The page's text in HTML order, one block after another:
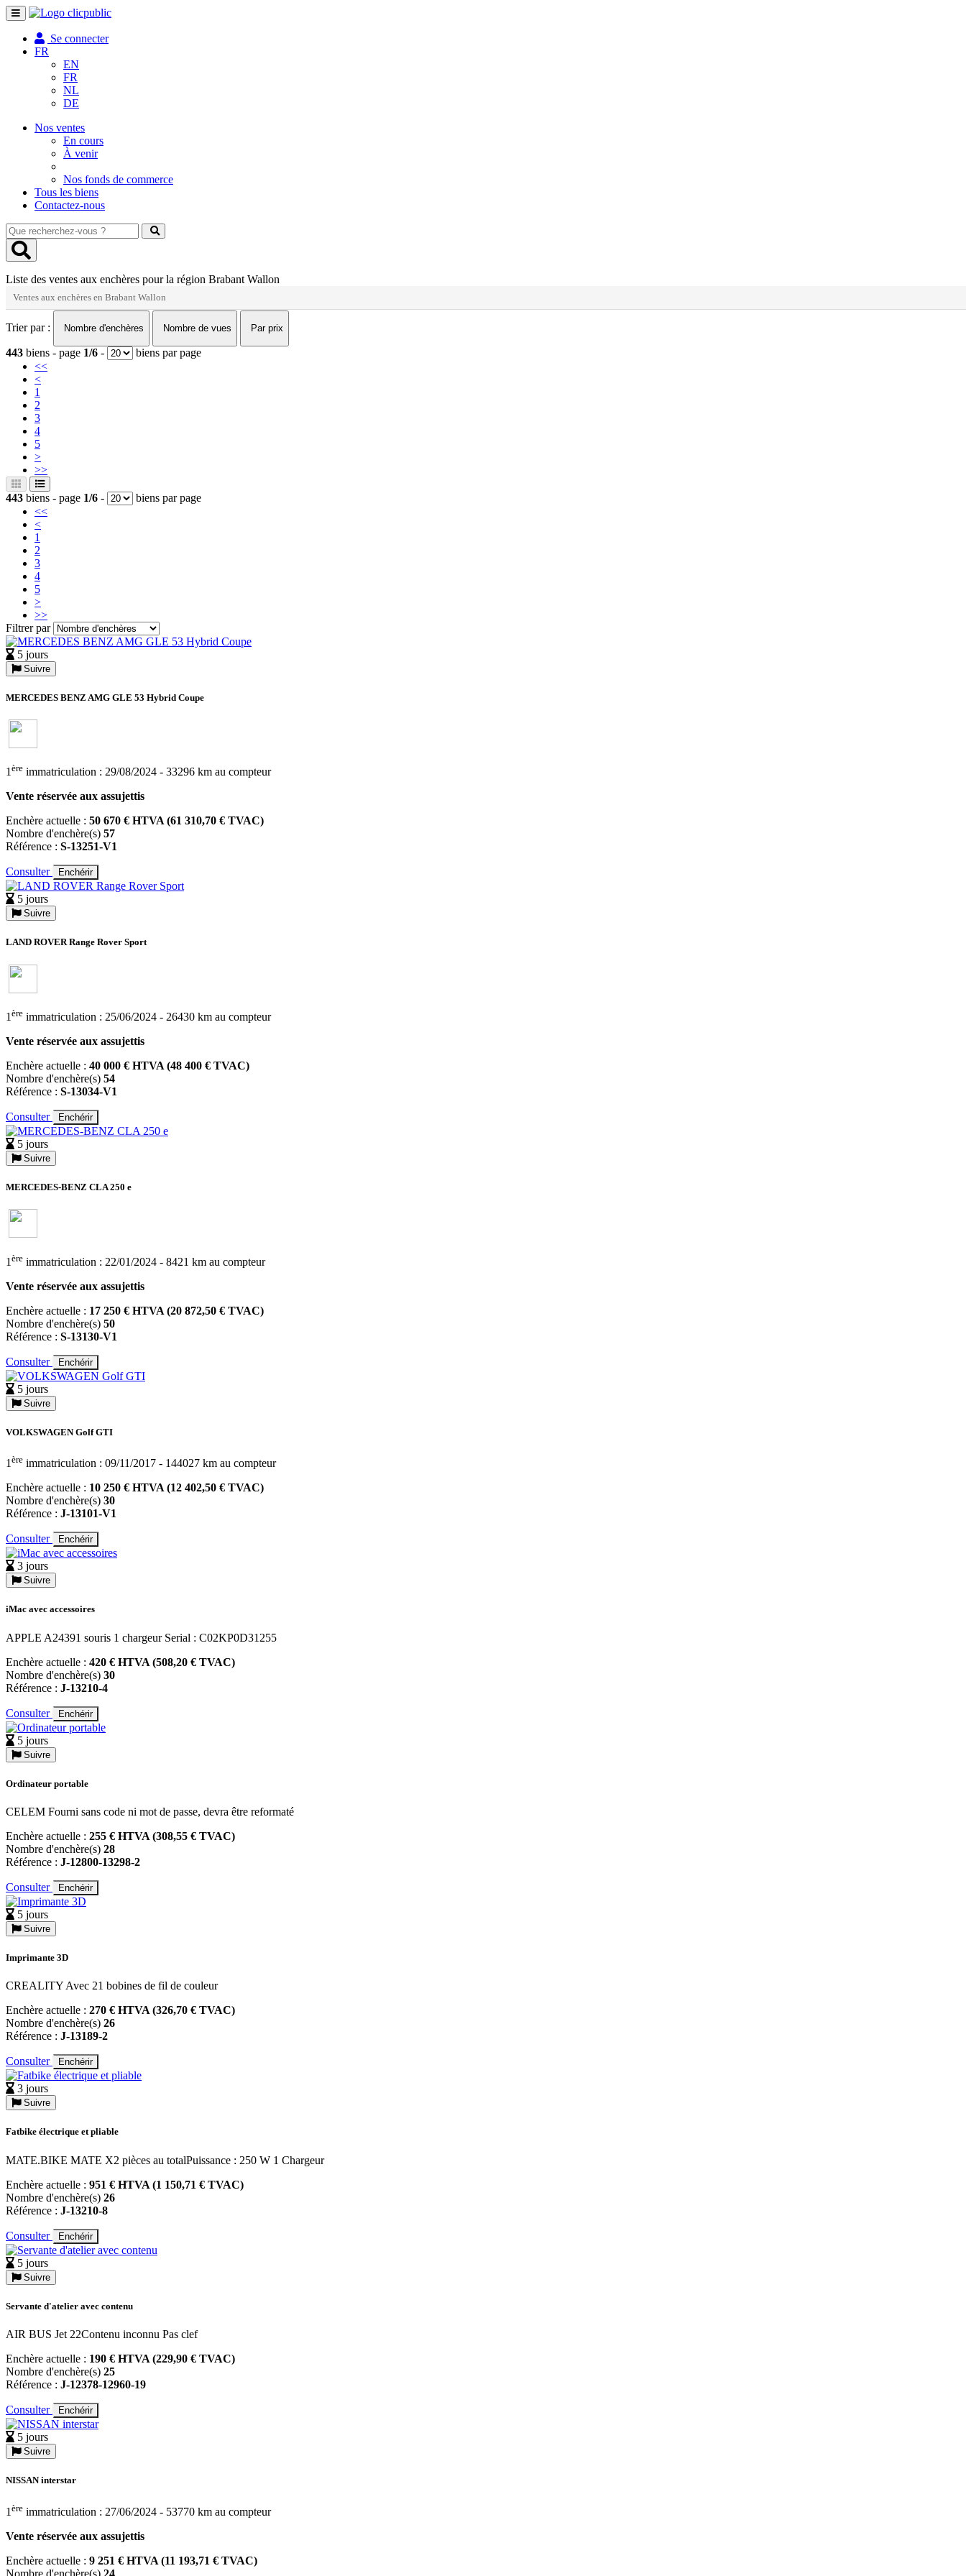
Toggle
navigation
Se connecter
FR
EN
FR
NL
DE
Nos ventes
En cours
À venir
Nos fonds de commerce
Tous les biens
Contactez-nous
Que
recherchez-
vous
Liste des ventes aux enchères pour la région Brabant Wallon
Ventes aux enchères en Brabant Wallon
Trier par : Nombre d'enchères Nombre de vues Par prix
443 biens - page 1/6 -
biens par page
<<
<
1
2
3
4
5
>
>>
443 biens - page 1/6 -
biens par page
<<
<
1
2
3
4
5
>
>>
Filtrer par
5 jours
Suivre
MERCEDES BENZ AMG GLE 53 Hybrid Coupe
1 ère immatriculation : 29/08/2024 - 33296 km au compteur
Vente réservée aux assujettis
Enchère actuelle : 50 670 € HTVA (61 310,70 € TVAC)
Nombre d'enchère(s) 57
Référence : S-13251-V1
Consulter Enchérir
5 jours
Suivre
LAND ROVER Range Rover Sport
1 ère immatriculation : 25/06/2024 - 26430 km au compteur
Vente réservée aux assujettis
Enchère actuelle : 40 000 € HTVA (48 400 € TVAC)
Nombre d'enchère(s) 54
Référence : S-13034-V1
Consulter Enchérir
5 jours
Suivre
MERCEDES-BENZ CLA 250 e
1 ère immatriculation : 22/01/2024 - 8421 km au compteur
Vente réservée aux assujettis
Enchère actuelle : 17 250 € HTVA (20 872,50 € TVAC)
Nombre d'enchère(s) 50
Référence : S-13130-V1
Consulter Enchérir
5 jours
Suivre
VOLKSWAGEN Golf GTI
1 ère immatriculation : 09/11/2017 - 144027 km au compteur
Enchère actuelle : 10 250 € HTVA (12 402,50 € TVAC)
Nombre d'enchère(s) 30
Référence : J-13101-V1
Consulter Enchérir
3 jours
Suivre
iMac avec accessoires
APPLE A24391 souris 1 chargeur Serial : C02KP0D31255
Enchère actuelle : 420 € HTVA (508,20 € TVAC)
Nombre d'enchère(s) 30
Référence : J-13210-4
Consulter Enchérir
5 jours
Suivre
Ordinateur portable
CELEM Fourni sans code ni mot de passe, devra être reformaté
Enchère actuelle : 255 € HTVA (308,55 € TVAC)
Nombre d'enchère(s) 28
Référence : J-12800-13298-2
Consulter Enchérir
5 jours
Suivre
Imprimante 3D
CREALITY Avec 21 bobines de fil de couleur
Enchère actuelle : 270 € HTVA (326,70 € TVAC)
Nombre d'enchère(s) 26
Référence : J-13189-2
Consulter Enchérir
3 jours
Suivre
Fatbike électrique et pliable
MATE.BIKE MATE X2 pièces au totalPuissance : 250 W 1 Chargeur
Enchère actuelle : 951 € HTVA (1 150,71 € TVAC)
Nombre d'enchère(s) 26
Référence : J-13210-8
Consulter Enchérir
5 jours
Suivre
Servante d'atelier avec contenu
AIR BUS Jet 22Contenu inconnu Pas clef
Enchère actuelle : 190 € HTVA (229,90 € TVAC)
Nombre d'enchère(s) 25
Référence : J-12378-12960-19
Consulter Enchérir
5 jours
Suivre
NISSAN interstar
1 ère immatriculation : 27/06/2024 - 53770 km au compteur
Vente réservée aux assujettis
Enchère actuelle : 9 251 € HTVA (11 193,71 € TVAC)
Nombre d'enchère(s) 24